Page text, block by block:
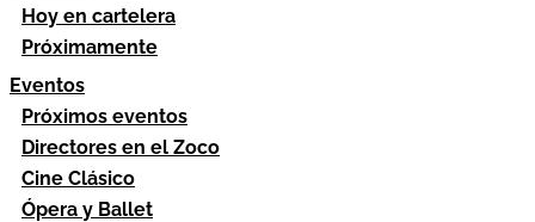
Hoy en cartelera
Próximamente
Eventos
Próximos eventos
Directores en el Zoco
Cine Clásico
Ópera y Ballet